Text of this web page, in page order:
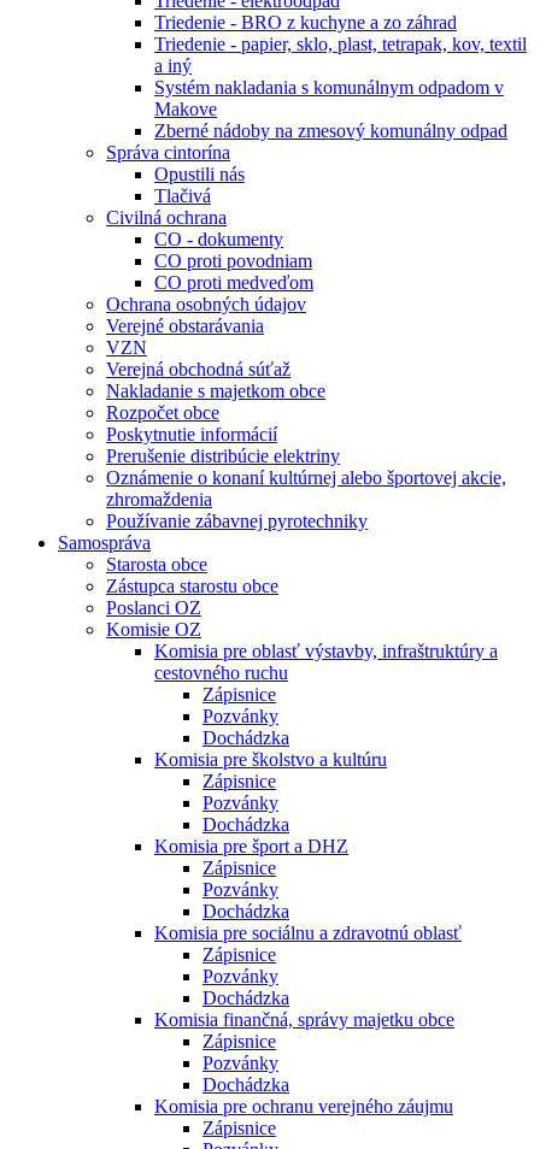
Triedenie - BRO z kuchyne a zo záhrad
Triedenie - papier, sklo, plast, tetrapak, kov, textil
a iný
Systém nakladania s komunálnym odpadom v
Makove
Zberné nádoby na zmesový komunálny odpad
Správa cintorína
Opustili nás
Tlačivá
Civilná ochrana
CO - dokumenty
CO proti povodniam
CO proti medveďom
Ochrana osobných údajov
Verejné obstarávania
VZN
Verejná obchodná súťaž
Nakladanie s majetkom obce
Rozpočet obce
Poskytnutie informácií
Prerušenie distribúcie elektriny
Oznámenie o konaní kultúrnej alebo športovej akcie,
zhromaždenia
Používanie zábavnej pyrotechniky
Samospráva
Starosta obce
Zástupca starostu obce
Poslanci OZ
Komisie OZ
Komisia pre oblasť výstavby, infraštruktúry a
cestovného ruchu
Zápisnice
Pozvánky
Dochádzka
Komisia pre školstvo a kultúru
Zápisnice
Pozvánky
Dochádzka
Komisia pre šport a DHZ
Zápisnice
Pozvánky
Dochádzka
Komisia pre sociálnu a zdravotnú oblasť
Zápisnice
Pozvánky
Dochádzka
Komisia finančná, správy majetku obce
Zápisnice
Pozvánky
Dochádzka
Komisia pre ochranu verejného záujmu
Zápisnice